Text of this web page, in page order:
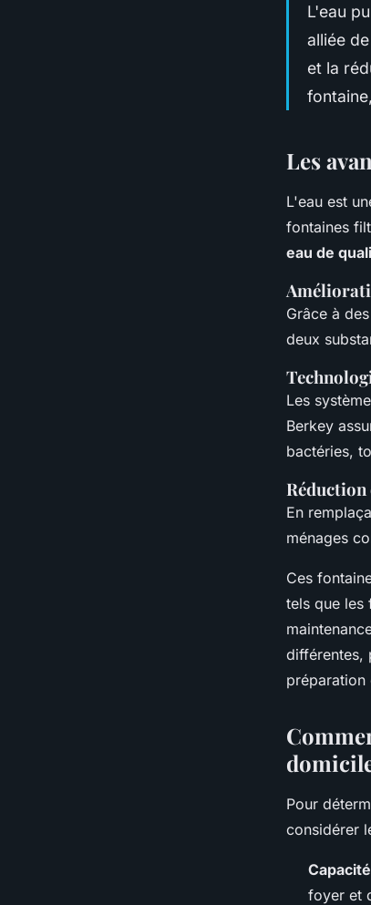
L'eau
alliée
et la
Les
L'eau est
fontaines
eau de
Grâce à
deux
Les
Berkey
bactéries,
Réduction
En
ménages
Ces
tels que les
différentes,
préparation
Pour
considérer
foyer et